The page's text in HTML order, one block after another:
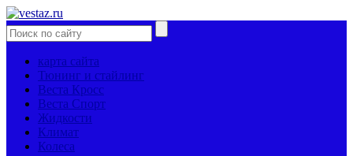
карта сайта
Тюнинг и стайлинг
Веста Кросс
Веста Спорт
Жидкости
Климат
Колеса